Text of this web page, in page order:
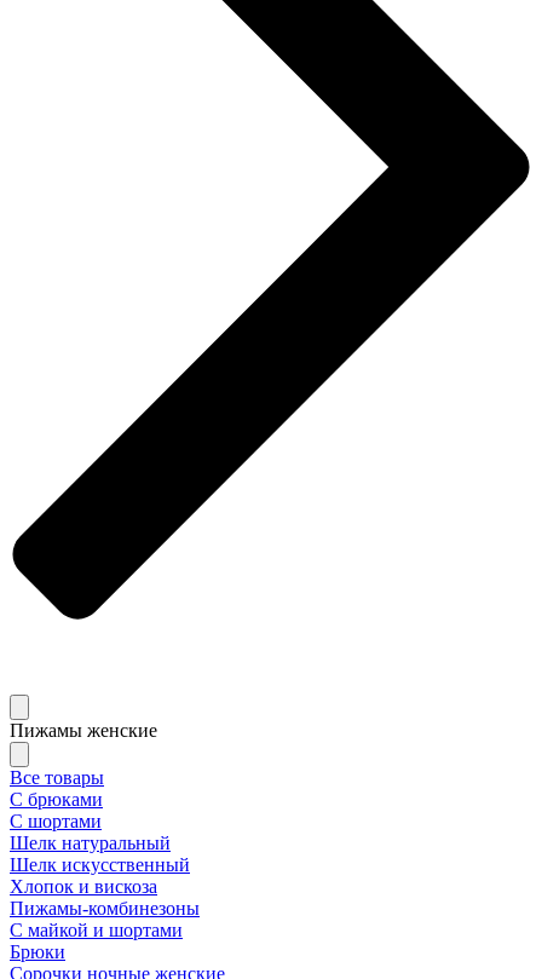
Пижамы женские
Все товары
С брюками
С шортами
Шелк натуральный
Шелк искусственный
Хлопок и вискоза
Пижамы-комбинезоны
С майкой и шортами
Брюки
Сорочки ночные женские